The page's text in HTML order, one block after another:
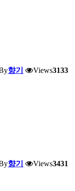
향기 Views3133
향기 Views3431